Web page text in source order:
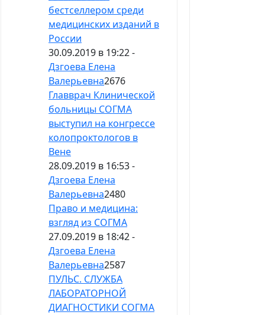
бестселлером среди
медицинских изданий в
России
30.09.2019 в 19:22 -
Дзгоева Елена
Валерьевна2676
Главврач Клинической
больницы СОГМА
выступил на конгрессе
колопроктологов в
Вене
28.09.2019 в 16:53 -
Дзгоева Елена
Валерьевна2480
Право и медицина:
взгляд из СОГМА
27.09.2019 в 18:42 -
Дзгоева Елена
Валерьевна2587
ПУЛЬС. СЛУЖБА
ЛАБОРАТОРНОЙ
ДИАГНОСТИКИ СОГМА